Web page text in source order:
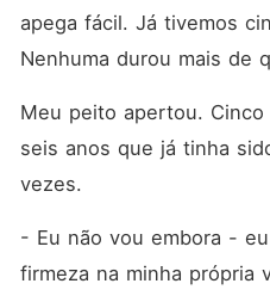
apega fácil. Já tivemos
Nenhuma durou mais de
Meu peito apertou.
seis anos que já tinha
vezes.
- Eu não vou embora -
firmeza na minha própria